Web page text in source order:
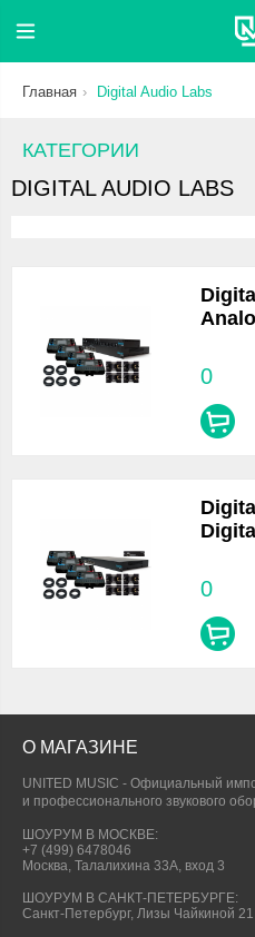
Главная Digital Audio Labs
КАТЕГОРИИ
DIGITAL AUDIO LABS
0
0
О МАГАЗИНЕ
UNITED MUSIC - Официальный
и профессионального звукового
ШОУРУМ В МОСКВЕ:
+7 (499) 6478046
Москва, Талалихина 33А, вход 3
ШОУРУМ В САНКТ-ПЕТЕРБУРГЕ:
Санкт-Петербург, Лизы Чайкиной 21